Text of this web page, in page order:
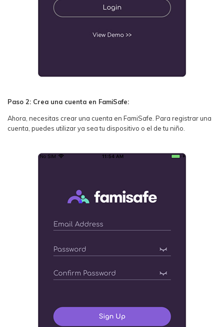
Paso 2: Crea una cuenta en FamiSafe:
Ahora, necesitas crear una cuenta en FamiSafe. Para registrar una
cuenta, puedes utilizar ya sea tu dispositivo o el de tu niño.